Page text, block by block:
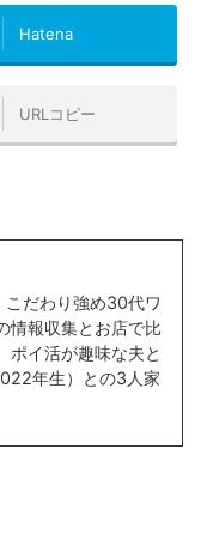
Hatena
URLコピー
だわり強め30代ワ
情報収集とお店で比
ポイ活が趣味な夫と
年生）との3人家